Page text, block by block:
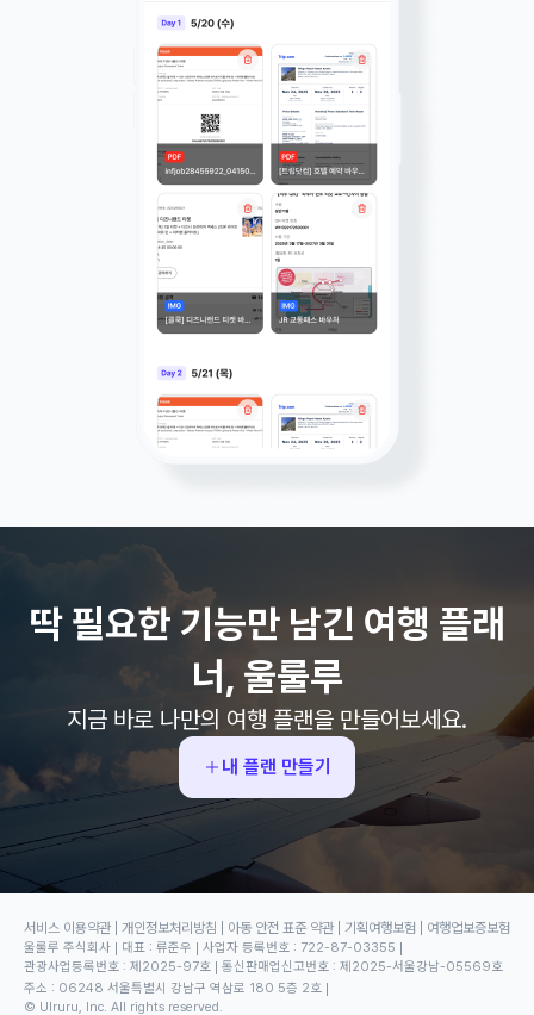
딱 필요한 기능만 남긴 여행 플래
너, 울룰루
지금 바로 나만의 여행 플랜을 만들어보세요.
내 플랜 만들기
서비스 이용약관 개인정보처리방침 아동 안전 표준 약관 기획여행보험 여행업보증보험
울룰루 주식회사 대표 : 류준우 사업자 등록번호 : 722-87-03355
관광사업등록번호 : 제2025-97호 통신판매업신고번호 : 제2025-서울강남-05569호
주소 : 06248 서울특별시 강남구 역삼로 180 5층 2호
© Ulruru, Inc. All rights reserved.